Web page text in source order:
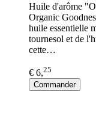
Huile d'arôme
Organic
huile essentielle
tournesol et de
cette…
€ 6,25
Commander